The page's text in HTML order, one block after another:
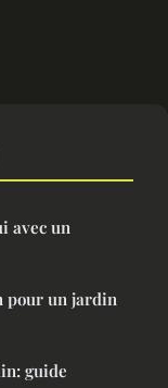
avec un
pour un jardin
guide